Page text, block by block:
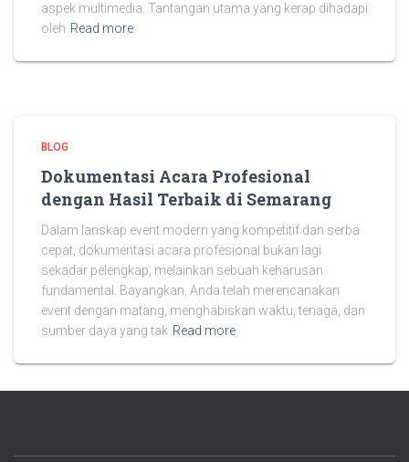
aspek multimedia. Tantangan utama yang kerap dihadapi
oleh Read more
BLOG
Dokumentasi Acara Profesional
dengan Hasil Terbaik di Semarang
Dalam lanskap event modern yang kompetitif dan serba
cepat, dokumentasi acara profesional bukan lagi
sekadar pelengkap, melainkan sebuah keharusan
fundamental. Bayangkan, Anda telah merencanakan
event dengan matang, menghabiskan waktu, tenaga, dan
sumber daya yang tak Read more